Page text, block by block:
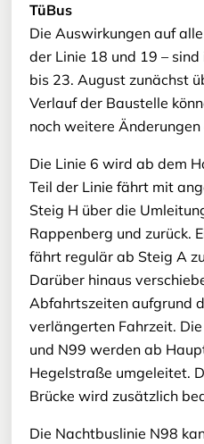
TüBus
Die Auswirkungen auf
der Linie 18 und 19 –
bis 23. August zunächst
Verlauf der Baustelle
noch weitere Änderungen
Die Linie 6 wird ab dem
Teil der Linie fährt mit
Steig H über die
Rappenberg und zurück.
fährt regulär ab Steig A
Darüber hinaus
Abfahrtszeiten aufgrund
verlängerten Fahrzeit.
und N99 werden ab
Hegelstraße umgeleitet.
Brücke wird zusätzlich
Die Nachtbuslinie N98